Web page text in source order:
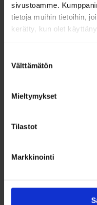
sivustoamme.
tietoja muihin tietoihin,
kerätty, kun olet
valinta
Välttämätön
Mieltymykset
Tilastot
Markkinointi
CONSTRUCTION RIGHTS
RENT PRICE YEARLY
CONTACT INFO